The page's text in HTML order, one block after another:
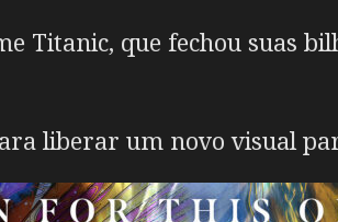
Titanic, que fechou suas
liberar um novo visual